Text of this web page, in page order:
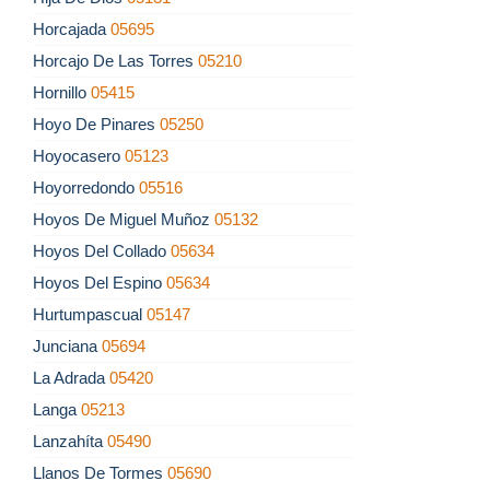
Horcajada 05695
Horcajo De Las Torres 05210
Hornillo 05415
Hoyo De Pinares 05250
Hoyocasero 05123
Hoyorredondo 05516
Hoyos De Miguel Muñoz 05132
Hoyos Del Collado 05634
Hoyos Del Espino 05634
Hurtumpascual 05147
Junciana 05694
La Adrada 05420
Langa 05213
Lanzahíta 05490
Llanos De Tormes 05690